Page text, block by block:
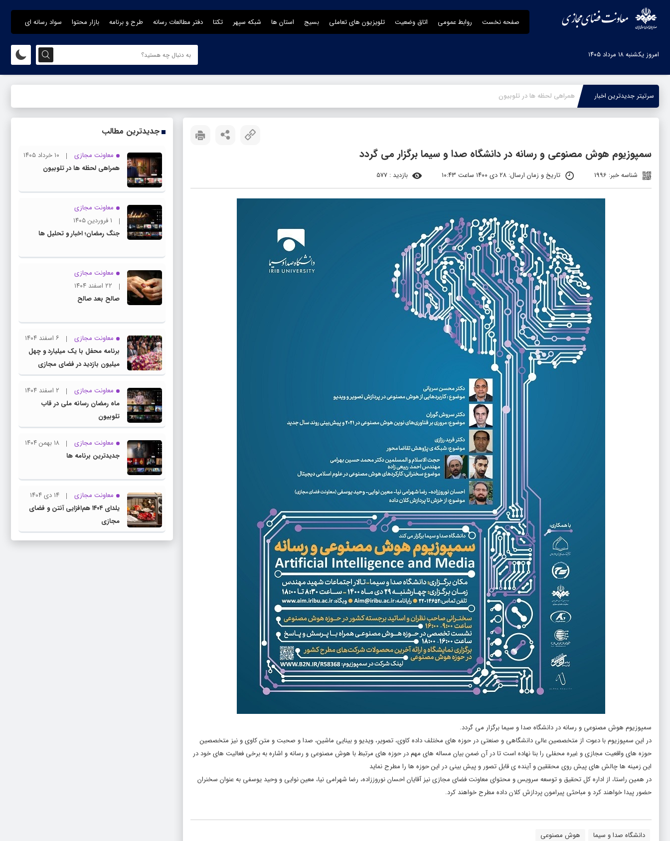
صفحه نخست روابط عمومی اتاق وضعیت تلویزیون های تعاملی بسیج استان ها شبکه سپهر تکتا دفتر مطالعات رسانه طرح و برنامه بازار محتوا سواد رسانه ای
امروز یکشنبه ۱۸ مرداد ۱۴۰۵
سرتیتر جدیدترین اخبار ج_
سمپوزیوم هوش مصنوعی و رسانه در دانشگاه صدا و سیما برگزار می گردد
شناسه خبر: 1996 تاریخ و زمان ارسال: ۲۸ دی ۱۴۰۰ ساعت ۱۰:۴۳ بازدید : 577
سمپوزیوم هوش مصنوعی و رسانه در دانشگاه صدا و سیما برگزار می گردد.
در این سمپوزیوم با دعوت از متخصصین عالی دانشگاهی و صنعتی در حوزه های مختلف داده کاوی، تصویر، ویدیو و بینایی ماشین، صدا و صحبت و متن کاوی و نیز متخصصین
حوزه های واقعیت مجازی و غیره محفلی را بنا نهاده است تا در آن ضمن بیان مساله های مهم در حوزه های مرتبط با هوش مصنوعی و رسانه و اشاره به برخی فعالیت های خود در
این زمینه ها چالش های پیش روی محققین و آینده ی قابل تصور و پیش بینی در این حوزه ها را مطرح نماید
در همین راستا، از اداره کل تحقیق و توسعه سرویس و محتوای معاونت فضای مجازی نیز آقایان احسان نوروززاده، رضا شهرامی نیا، معین نوایی و وحید یوسفی به عنوان سخنران
حضور پیدا خواهند کرد و مباحثی پیرامون پردازش کلان داده مطرح خواهند کرد.
دانشگاه صدا و سیما هوش مصنوعی
جدیدترین مطالب
معاونت مجازی
۱۰ خرداد ۱۴۰۵
همراهی لحظه ها در تلوبیون
معاونت مجازی
۱ فروردین ۱۴۰۵
جنگ رمضان؛ اخبار و تحلیل ها
معاونت مجازی
۲۲ اسفند ۱۴۰۴
صالح بعد صالح
معاونت مجازی
۶ اسفند ۱۴۰۴
برنامه محفل با یک میلیارد و چهل
میلیون بازدید در فضای مجازی
معاونت مجازی
۲ اسفند ۱۴۰۴
ماه رمضان رسانه ملی در قاب
تلوبیون
معاونت مجازی
۱۸ بهمن ۱۴۰۴
جدیدترین برنامه ها
معاونت مجازی
۱۴ دی ۱۴۰۴
یلدای ۱۴۰۴ هم‌افزایی آنتن و فضای
مجازی